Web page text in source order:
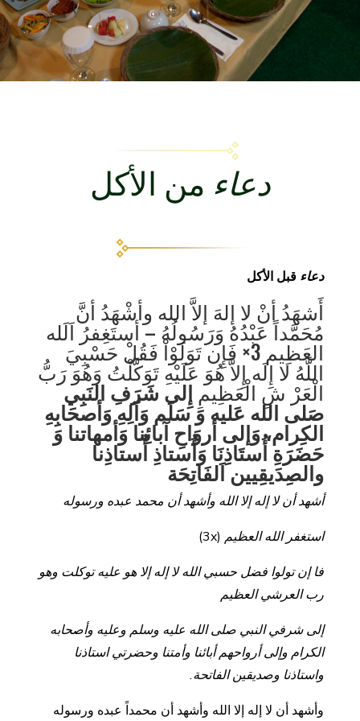
دعاء من الأكل
دعاء قبل الأكل
أَشهَدُ أنْ لا إلهَ إلاَّ الله وأشْهَدُ أنَّ
مُحَمَّداً عَبْدُهُ وَرَسُولُهُ – أستَغِفرُ اَلَله
العَظِيم 3× فَإِن تَوَلَوْاْ فَقُلْ حَسْبِيَ
اللَّهُ لا إِلَه إِلاَّ هُوَ عَلَيْهِ تَوَكَّلْتُ وَهُوَ رَبُّ
الْعَرْ شِ الْعَظِيمِ إِلى شَرَفِ النَبِي
صَلى الله عَليه وَ سَلَم وَآلِهِ وَأصحَابِهِ
الكِرام، وَإلى أروَاحِ آبائِنا وَأمهاتنا وَ
حَضَرَةِ أُستَاذِنَا وَأُستاذِ أُستاذِنا
والصِدَيقِيين اَلفَاتِحَة
أشهد أن لا إله إلا الله وأشهد أن محمد عبده ورسوله
استغفر الله العظيم (3x)
فا إن تولوا فضل حسبي الله لا إله إلا هو عليه توكلت وهو
رب العرشي العظيم
إلى شرفي النبي صلى الله عليه وسلم وعليه وأصحابه
الكرام وإلى أرواحهم أبائنا وأمتنا وحضرتي استاذنا
واستاذنا وصديقين الفاتحة.
وأشهد أن لا إله إلا الله وأشهد أن محمداً عبده ورسوله